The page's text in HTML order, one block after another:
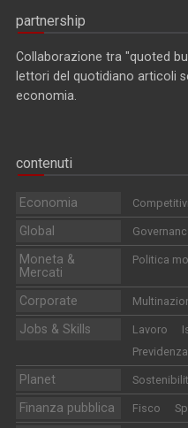
partnership
Collaborazione tra "quoted
lettori del quotidiano articoli
economia.
contenuti
Economia
Global
Moneta &
Mercati
Politica
Corporate
Jobs & Skills Lavoro
Previdenza
Planet
Finanza pubblica Fisco